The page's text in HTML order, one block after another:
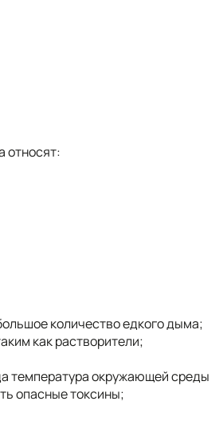
относят:
количество едкого дыма;
как растворители;
температура окружающей среды
опасные токсины;